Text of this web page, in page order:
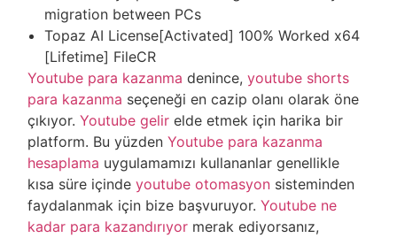
migration between PCs
Topaz AI License[Activated] 100% Worked x64
[Lifetime] FileCR
Youtube para kazanma denince,youtube shorts
para kazanma seçeneği en cazip olanı olarak öne
çıkıyor.Youtube gelir elde etmek için harika bir
platform. Bu yüzdenYoutube para kazanma
hesaplama uygulamamızı kullananlar genellikle
kısa süre içindeyoutube otomasyon sisteminden
faydalanmak için bize başvuruyor.Youtube ne
kadar para kazandırıyor merak ediyorsanız,